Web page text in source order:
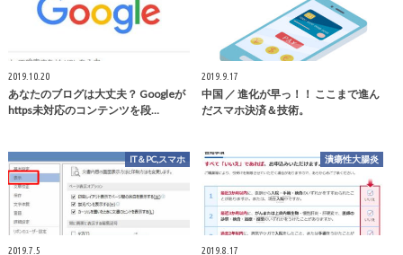
2019.10.20
あなたのブログは大丈夫？ Googleが
https未対応のコンテンツを段…
2019.9.17
中国 ／ 進化が早っ！！ ここまで進ん
だスマホ決済＆技術。
IT＆PC,スマホ
2019.7.5
潰瘍性大腸炎
2019.8.17